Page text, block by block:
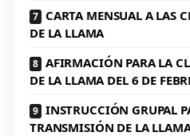
CARTA MENSUAL A LAS
DE LA LLAMA
AFIRMACIÓN PARA LA
DE LA LLAMA DEL 6 DE
INSTRUCCIÓN GRUPAL
TRANSMISIÓN DE LA